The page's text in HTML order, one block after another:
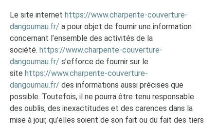
Le site internet https://www.charpente-couverture-
dangoumau.fr/ a pour objet de fournir une information
concernant l’ensemble des activités de la
société. https://www.charpente-couverture-
dangoumau.fr/ s’efforce de fournir sur le
site https://www.charpente-couverture-
dangoumau.fr/ des informations aussi précises que
possible. Toutefois, il ne pourra être tenu responsable
des oublis, des inexactitudes et des carences dans la
mise à jour, qu’elles soient de son fait ou du fait des tiers